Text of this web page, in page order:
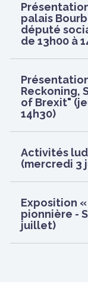
palais
député
de 13h00 à
Reckoning,
of Brexit"
14h30)
Activités
(mercredi 3
Exposition
pionnière -
juillet)